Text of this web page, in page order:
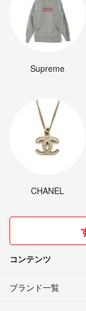
Supreme
CHANEL
コンテンツ
ブランド一覧